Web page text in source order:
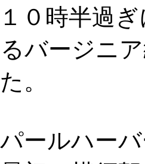
０時半過
バージニ
。
ールハー